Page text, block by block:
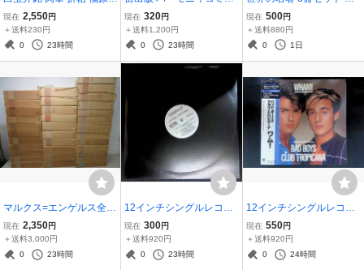
外 書道 臨書 JB2607B-0
06
現在 2,550円
＋送料230円
0
23時間
クス 26冊セット 女性漫画
あおぞら出版 棚い
現在 320円
＋送料1,200円
0
23時間
央公論社 プラトン マキア
ヴェリ ルソー ニーチェ レ
ーニン 棚い
現在 500円
＋送料880円
0
1日
マルクス=エンゲルス全集
34冊セット（2～30、4
1） 大月書店 棚ろ
現在 2,350円
＋送料3,000円
0
23時間
12インチシングルレコー
ド SOUFFLES H-MONDO
GROSSO KNG-22 YL05
9-020
現在 300円
＋送料920円
0
23時間
12インチシングルレコー
ド ワム！ WHAM! BAD B
OYS CLUB TROPICANA
123P-512 YL065-011
現在 550円
＋送料920円
0
24時間